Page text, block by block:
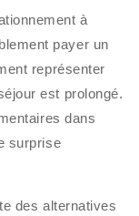
à
payer un
représenter
est prolongé.
dans
surprise
des alternatives